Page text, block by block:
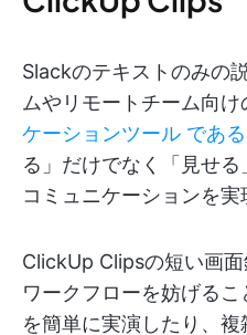
Slackのテキストのみの
ムやリモートチーム向け
ケーションツール であ
る」だけでなく「見せ
コミュニケーションを実
ClickUp Clipsの短い画
ワークフローを妨げる
を簡単に実演したり、複